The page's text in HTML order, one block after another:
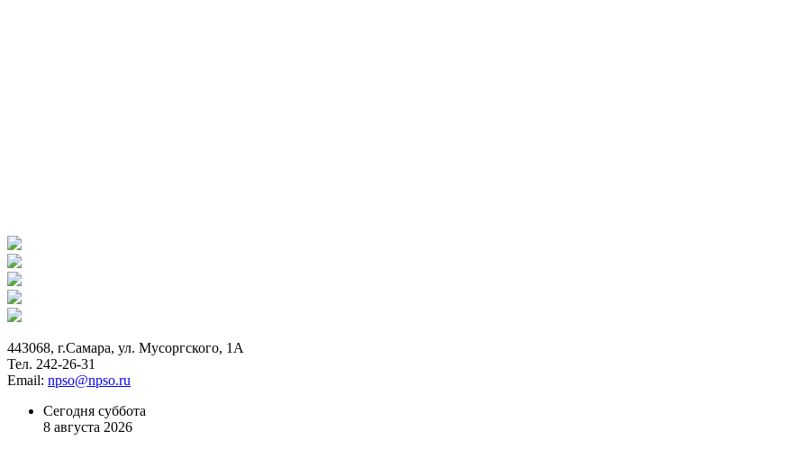
443068, г.Самара, ул. Мусоргского, 1А
Тел. 242-26-31
Email: npso@npso.ru
Сегодня суббота
8 августа 2026